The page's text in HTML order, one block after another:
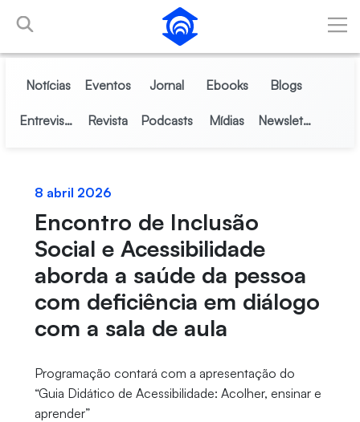
Pular para o Conteúdo principal
Notícias Eventos Jornal Ebooks Blogs
Entrevistas Revista Podcasts Mídias Newsletter
8 abril 2026
Encontro de Inclusão
Social e Acessibilidade
aborda a saúde da pessoa
com deficiência em diálogo
com a sala de aula
Programação contará com a apresentação do
“Guia Didático de Acessibilidade: Acolher, ensinar e
aprender”